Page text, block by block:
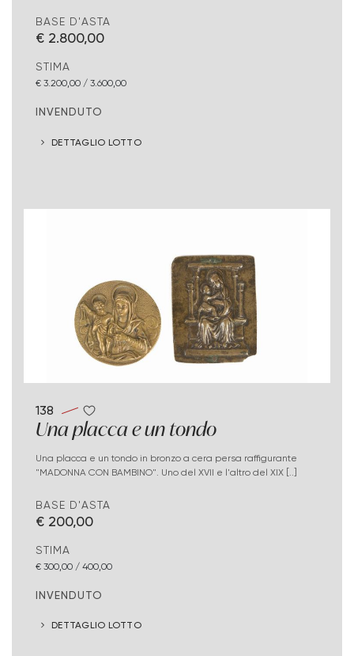
BASE D'ASTA
€ 2.800,00
STIMA
€ 3.200,00 / 3.600,00
INVENDUTO
DETTAGLIO LOTTO
138
Una placca e un tondo
Una placca e un tondo in bronzo a cera persa raffigurante
"MADONNA CON BAMBINO". Uno del XVII e l'altro del XIX [..]
BASE D'ASTA
€ 200,00
STIMA
€ 300,00 / 400,00
INVENDUTO
DETTAGLIO LOTTO